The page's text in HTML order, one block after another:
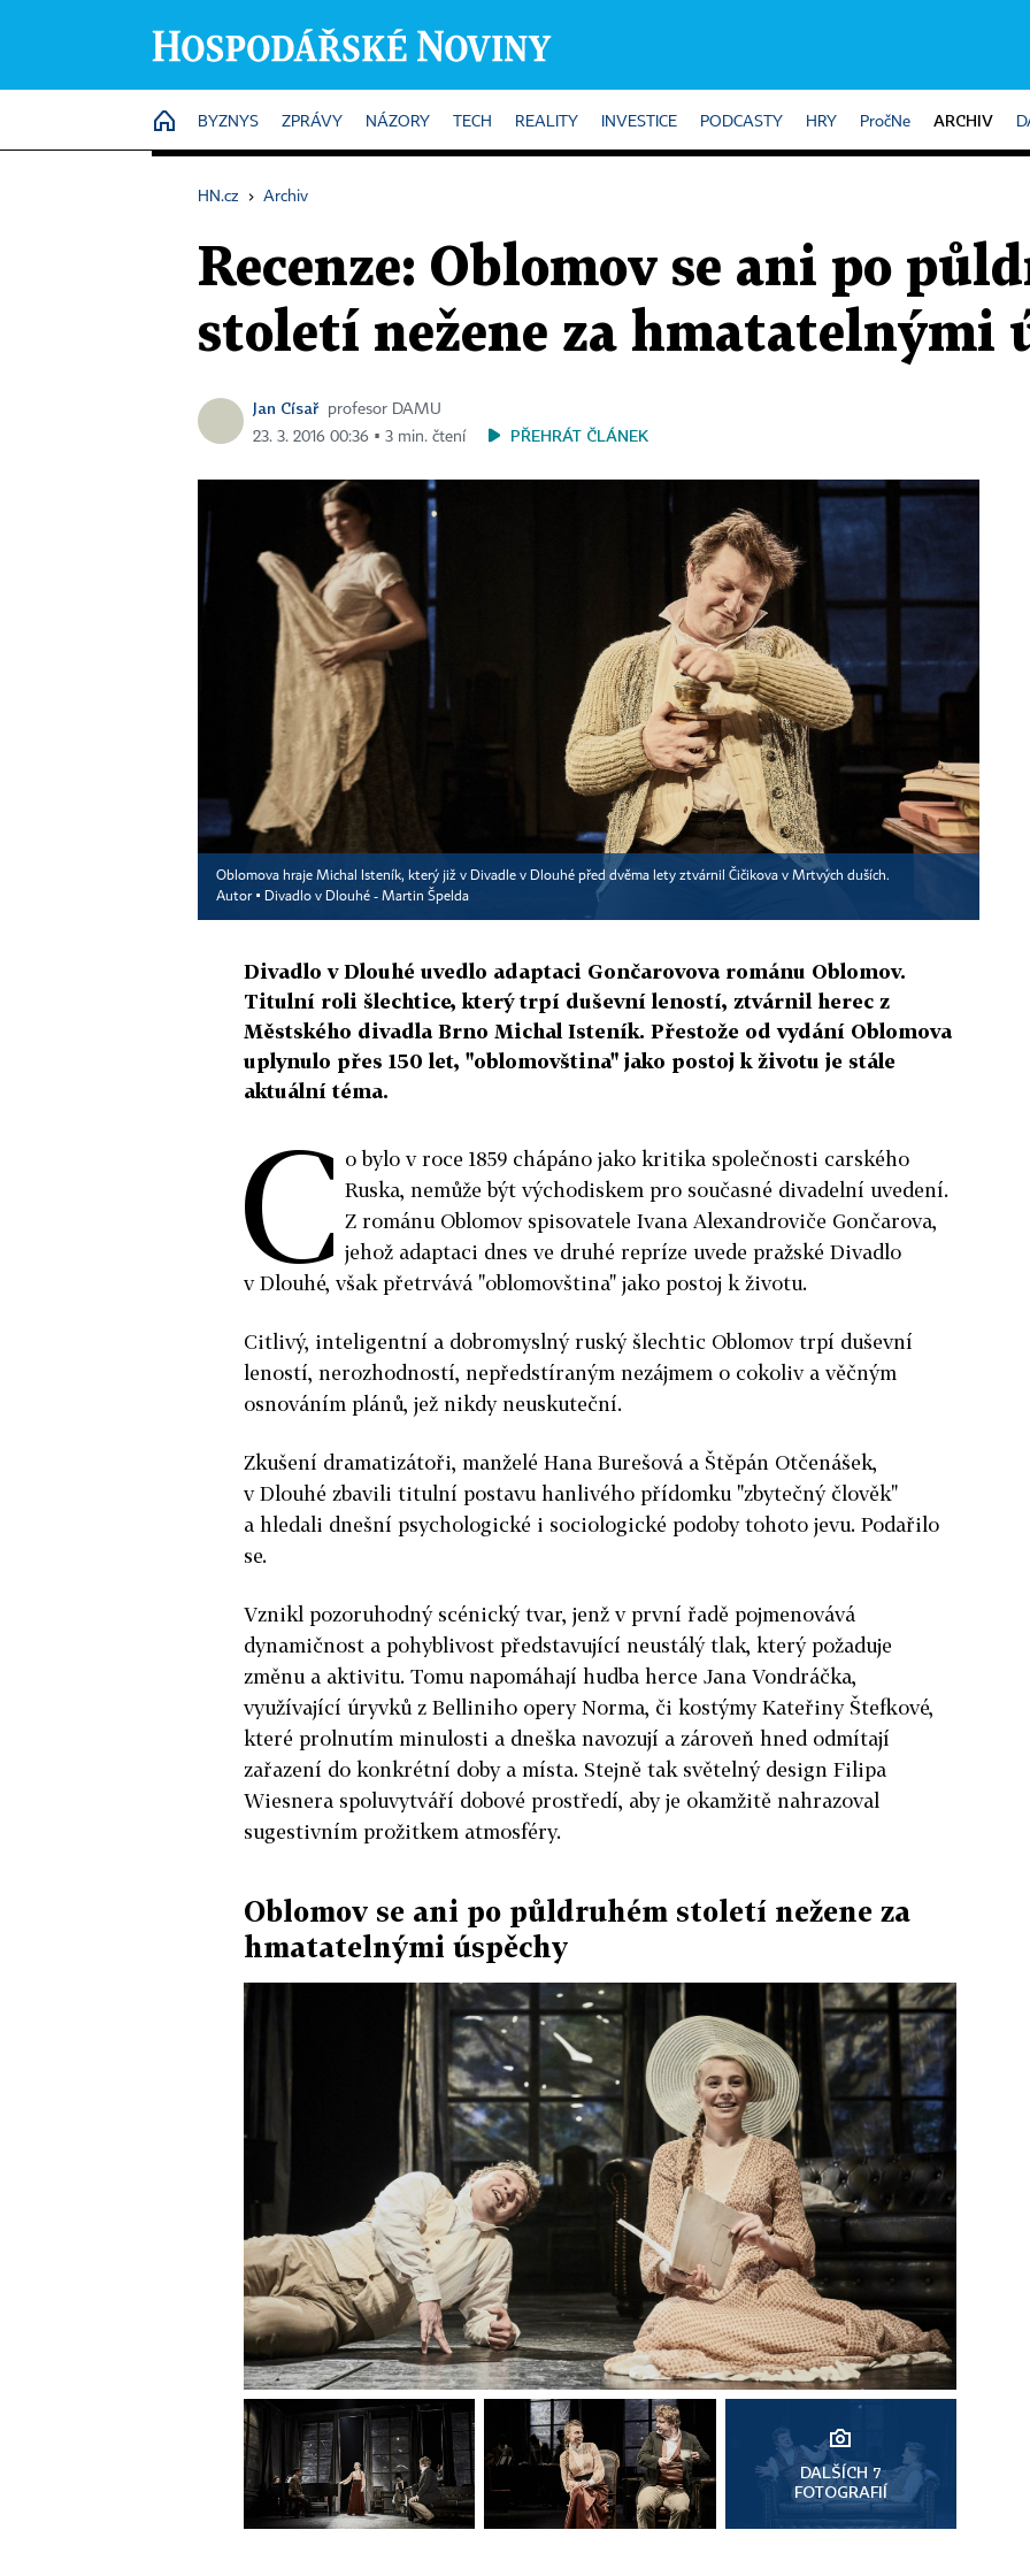
HOME
BYZNYS ZPRÁVY NÁZORY TECH REALITY INVESTICE PODCASTY HRY PročNe ARCHIV
HN.cz › Archiv
Recenze: Oblomov se ani po
století nežene za hmatatelnými
Jan Císař
profesor DAMU
23. 3. 2016 00:36 ▪ 3 min. čtení
PŘEHRÁT ČLÁNEK
Oblomova hraje Michal Isteník, který již v Divadle v Dlouhé před dvěma lety ztvárnil Čičikova v Mrtvých duších.
Autor ▪ Divadlo v Dlouhé - Martin Špelda
Divadlo v Dlouhé uvedlo adaptaci Gončarovova románu Oblomov.
Titulní roli šlechtice, který trpí duševní leností, ztvárnil herec z
Městského divadla Brno Michal Isteník. Přestože od vydání Oblomova
uplynulo přes 150 let, "oblomovština" jako postoj k životu je stále
aktuální téma.
C o bylo v roce 1859 chápáno jako kritika společnosti carského
Ruska, nemůže být východiskem pro současné divadelní uvedení.
Z románu Oblomov spisovatele Ivana Alexandroviče Gončarova,
jehož adaptaci dnes ve druhé repríze uvede pražské Divadlo
v Dlouhé, však přetrvává "oblomovština" jako postoj k životu.
Citlivý, inteligentní a dobromyslný ruský šlechtic Oblomov trpí duševní
leností, nerozhodností, nepředstíraným nezájmem o cokoliv a věčným
osnováním plánů, jež nikdy neuskuteční.
Zkušení dramatizátoři, manželé Hana Burešová a Štěpán Otčenášek,
v Dlouhé zbavili titulní postavu hanlivého přídomku "zbytečný člověk"
a hledali dnešní psychologické i sociologické podoby tohoto jevu. Podařilo
se.
Vznikl pozoruhodný scénický tvar, jenž v první řadě pojmenovává
dynamičnost a pohyblivost představující neustálý tlak, který požaduje
změnu a aktivitu. Tomu napomáhají hudba herce Jana Vondráčka,
využívající úryvků z Belliniho opery Norma, či kostýmy Kateřiny Štefkové,
které prolnutím minulosti a dneška navozují a zároveň hned odmítají
zařazení do konkrétní doby a místa. Stejně tak světelný design Filipa
Wiesnera spoluvytváří dobové prostředí, aby je okamžitě nahrazoval
sugestivním prožitkem atmosféry.
Oblomov se ani po půldruhém století nežene za
hmatatelnými úspěchy
DALŠÍCH 7
FOTOGRAFIÍ